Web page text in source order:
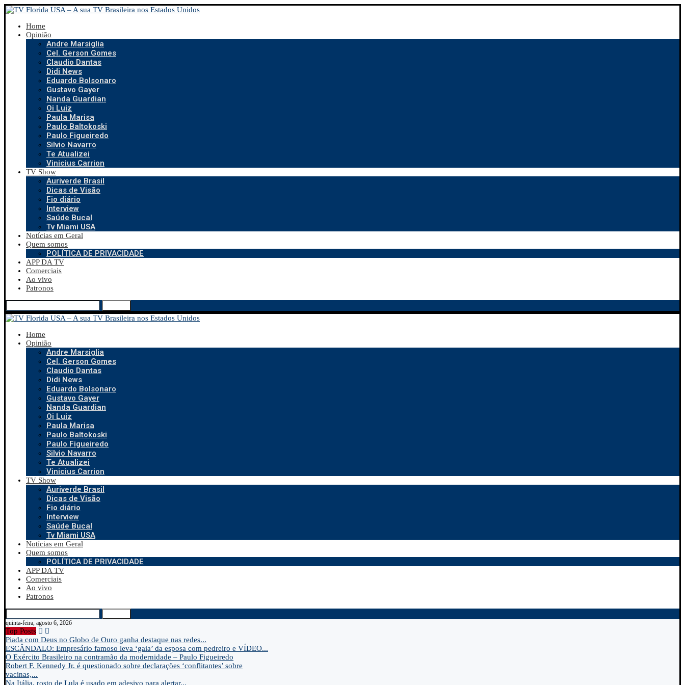
Home
Opinião
Andre Marsiglia
Cel. Gerson Gomes
Claudio Dantas
Didi News
Eduardo Bolsonaro
Gustavo Gayer
Nanda Guardian
Oi Luiz
Paula Marisa
Paulo Baltokoski
Paulo Figueiredo
Silvio Navarro
Te Atualizei
Vinicius Carrion
TV Show
Auriverde Brasil
Dicas de Visão
Fio diário
Interview
Saúde Bucal
Tv Miami USA
Notícias em Geral
Quem somos
POLÍTICA DE PRIVACIDADE
APP DA TV
Comerciais
Ao vivo
Patronos
Home
Opinião
Andre Marsiglia
Cel. Gerson Gomes
Claudio Dantas
Didi News
Eduardo Bolsonaro
Gustavo Gayer
Nanda Guardian
Oi Luiz
Paula Marisa
Paulo Baltokoski
Paulo Figueiredo
Silvio Navarro
Te Atualizei
Vinicius Carrion
TV Show
Auriverde Brasil
Dicas de Visão
Fio diário
Interview
Saúde Bucal
Tv Miami USA
Notícias em Geral
Quem somos
POLÍTICA DE PRIVACIDADE
APP DA TV
Comerciais
Ao vivo
Patronos
quinta-feira, agosto 6, 2026
Top Posts
Piada com Deus no Globo de Ouro ganha destaque nas redes...
ESCÂNDALO: Empresário famoso leva ‘gaia’ da esposa com pedreiro e VÍDEO...
O Exército Brasileiro na contramão da modernidade – Paulo Figueiredo
Robert F. Kennedy Jr. é questionado sobre declarações ‘conflitantes’ sobre
vacinas,...
Na Itália, rosto de Lula é usado em adesivo para alertar...